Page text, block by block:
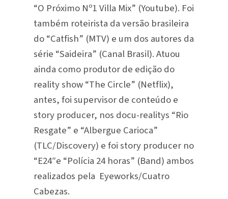
“O Próximo Nº1 Villa Mix” (Youtube). Foi
também roteirista da versão brasileira
do “Catfish” (MTV) e um dos autores da
série “Saideira” (Canal Brasil). Atuou
ainda como produtor de edição do
reality show “The Circle” (Netflix),
antes, foi supervisor de conteúdo e
story producer, nos docu-realitys “Rio
Resgate” e “Albergue Carioca”
(TLC/Discovery) e foi story producer no
“E24″e “Polícia 24 horas” (Band) ambos
realizados pela Eyeworks/Cuatro
Cabezas.